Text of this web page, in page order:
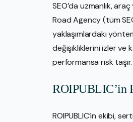
SEO’da uzmanlık,
Road Agency (tüm
yaklaşımlardaki
değişikliklerini izler ve
performansa risk taşır.
ROIPUBLIC’in
ROIPUBLIC’in ekibi,